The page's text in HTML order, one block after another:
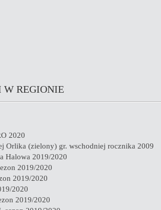
W REGIONIE
2020
Orlika (zielony) gr. wschodniej rocznika 2009
Halowa 2019/2020
2019/2020
2019/2020
2020
2019/2020